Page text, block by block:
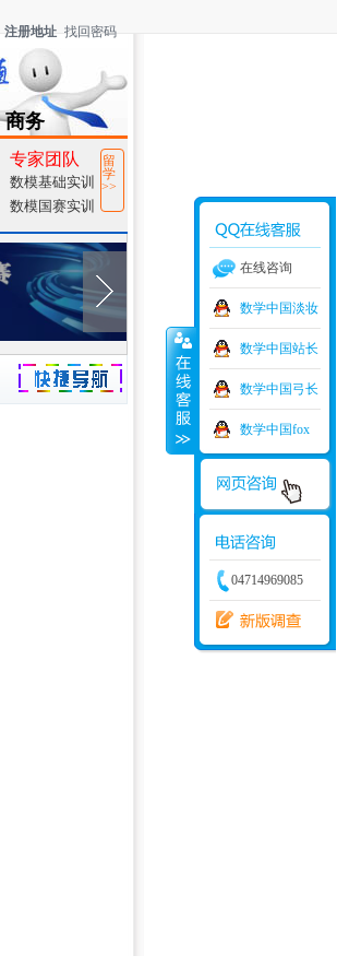
注册地址 找回密码
商务
Special
专家团队
数模基础实训
数模国赛实训
留
学
>>
捷导航
在线咨询
数学中国淡妆
数学中国站长
数学中国弓长
数学中国fox
04714969085